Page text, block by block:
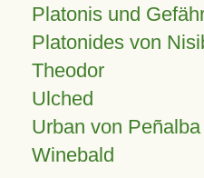
Platonis und
Platonides von
Theodor
Ulched
Urban von Peñalba
Winebald